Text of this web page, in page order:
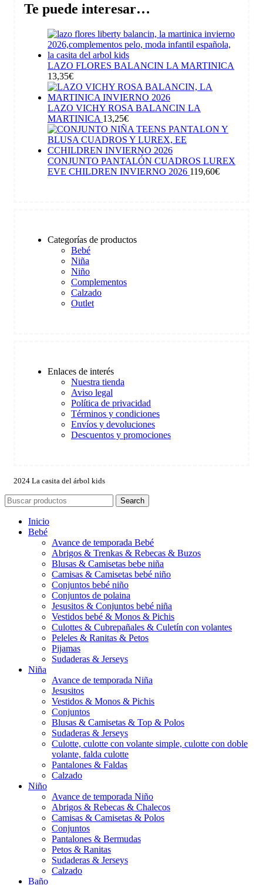
Te puede interesar…
LAZO FLORES BALANCIN LA MARTINICA
13,35€
LAZO VICHY ROSA BALANCIN LA
MARTINICA 13,25€
CONJUNTO PANTALÓN CUADROS LUREX
EVE CHILDREN INVIERNO 2026 119,60€
Categorías de productos
Bebé
Niña
Niño
Complementos
Calzado
Outlet
Enlaces de interés
Nuestra tienda
Aviso legal
Política de privacidad
Términos y condiciones
Envíos y devoluciones
Descuentos y promociones
2024 La casita del árbol kids
Search
Inicio
Bebé
Avance de temporada Bebé
Abrigos & Trenkas & Rebecas & Buzos
Blusas & Camisetas bebe niña
Camisas & Camisetas bebé niño
Conjuntos bebé niño
Conjuntos de polaina
Jesusitos & Conjuntos bebé niña
Vestidos bebé & Monos & Pichis
Culottes & Cubrepañales & Culetín con volantes
Peleles & Ranitas & Petos
Pijamas
Sudaderas & Jerseys
Niña
Avance de temporada Niña
Jesusitos
Vestidos & Monos & Pichis
Conjuntos
Blusas & Camisetas & Top & Polos
Sudaderas & Jerseys
Culotte, culotte con volante simple, culotte con doble
volante, falda culotte
Pantalones & Faldas
Calzado
Niño
Avance de temporada Niño
Abrigos & Rebecas & Chalecos
Camisas & Camisetas & Polos
Conjuntos
Pantalones & Bermudas
Petos & Ranitas
Sudaderas & Jerseys
Calzado
Baño